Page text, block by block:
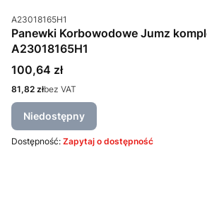
Kod produktu
A23018165H1
Panewki Korbowodowe Jumz
A23018165H1
Cena
100,64 zł
Cena
81,82 złbez VAT
Niedostępny
Dostępność: Zapytaj o dostępność